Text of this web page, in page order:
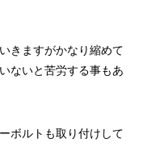
きますがかなり縮めて
ないと苦労する事もあ
ボルトも取り付けして